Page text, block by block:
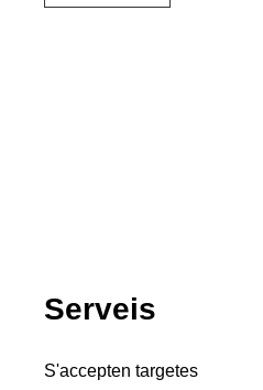
Serveis
S'accepten targetes